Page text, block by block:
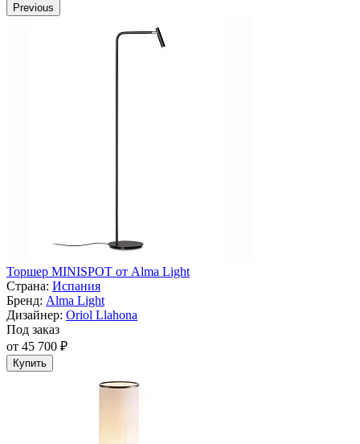
Previous
Торшер MINISPOT от Alma Light
Страна: Испания
Бренд: Alma Light
Дизайнер: Oriol Llahona
Под заказ
от 45 700 ₽
Купить